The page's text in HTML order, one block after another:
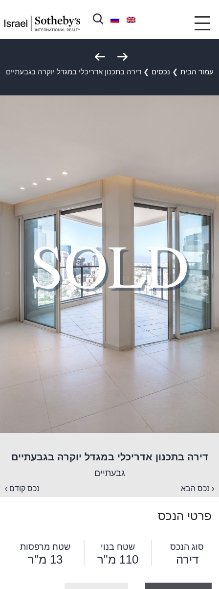
עמוד הבית ❯ נכסים ❯ דירה בתכנון אדריכלי במגדל יוקרה בגבעתיים
דירה בתכנון אדריכלי במגדל יוקרה בגבעתיים
גבעתיים
‹ נכס הבא נכס קודם ›
פרטי הנכס
סוג הנכס
דירה
שטח בנוי
110 מ"ר
שטח מרפסות
13 מ"ר